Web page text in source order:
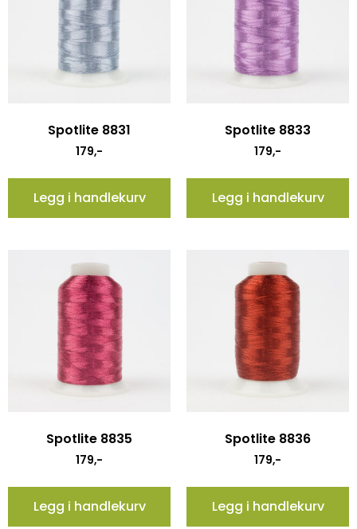
Spotlite 8831
179,-
Legg i handlekurv
Spotlite 8833
179,-
Legg i handlekurv
Spotlite 8835
179,-
Legg i handlekurv
Spotlite 8836
179,-
Legg i handlekurv